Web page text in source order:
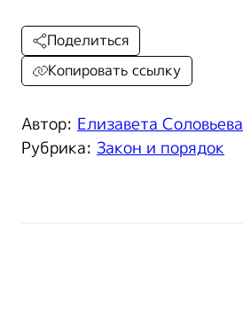
Автор: Елизавета Соловьева
Рубрика: Закон и порядок
Поделиться
Копировать ссылку